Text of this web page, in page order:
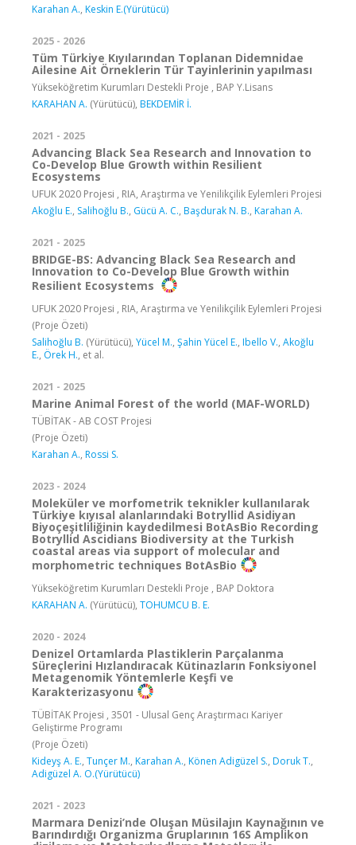
Karahan A., Keskin E.(Yürütücü)
2025 - 2026
Tüm Türkiye Kıyılarından Toplanan Didemnidae
Ailesine Ait Örneklerin Tür Tayinlerinin yapılması
Yükseköğretim Kurumları Destekli Proje , BAP Y.Lisans
KARAHAN A. (Yürütücü), BEKDEMİR İ.
2021 - 2025
Advancing Black Sea Research and Innovation to
Co-Develop Blue Growth within Resilient
Ecosystems
UFUK 2020 Projesi , RIA, Araştırma ve Yenilikçilik Eylemleri Projesi
Akoğlu E., Salihoğlu B., Gücü A. C., Başdurak N. B., Karahan A.
2021 - 2025
BRIDGE-BS: Advancing Black Sea Research and
Innovation to Co-Develop Blue Growth within
Resilient Ecosystems
UFUK 2020 Projesi , RIA, Araştırma ve Yenilikçilik Eylemleri Projesi
(Proje Özeti)
Salihoğlu B. (Yürütücü), Yücel M., Şahin Yücel E., Ibello V., Akoğlu
E., Örek H., et al.
2021 - 2025
Marine Animal Forest of the world (MAF-WORLD)
TÜBİTAK - AB COST Projesi
(Proje Özeti)
Karahan A., Rossi S.
2023 - 2024
Moleküler ve morfometrik teknikler kullanılarak
Türkiye kıyısal alanlarındaki Botryllid Asidiyan
Biyoçeşitliliğinin kaydedilmesi BotAsBio Recording
Botryllid Ascidians Biodiversity at the Turkish
coastal areas via support of molecular and
morphometric techniques BotAsBio
Yükseköğretim Kurumları Destekli Proje , BAP Doktora
KARAHAN A. (Yürütücü), TOHUMCU B. E.
2020 - 2024
Denizel Ortamlarda Plastiklerin Parçalanma
Süreçlerini Hızlandıracak Kütinazların Fonksiyonel
Metagenomik Yöntemlerle Keşfi ve
Karakterizasyonu
TÜBİTAK Projesi , 3501 - Ulusal Genç Araştırmacı Kariyer
Geliştirme Programı
(Proje Özeti)
Kideyş A. E., Tunçer M., Karahan A., Könen Adigüzel S., Doruk T.,
Adigüzel A. O.(Yürütücü)
2021 - 2023
Marmara Denizi’nde Oluşan Müsilajın Kaynağının ve
Barındırdığı Organizma Gruplarının 16S Amplikon